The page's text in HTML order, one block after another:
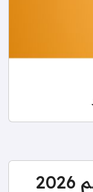
موضة وازياء الجينز / الدنيم 2026